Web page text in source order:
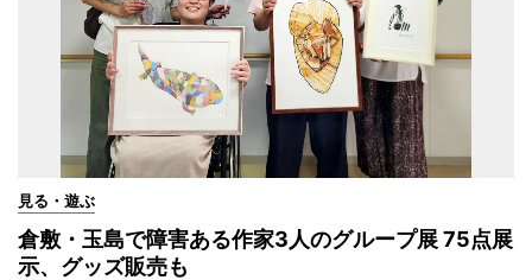
見る・遊ぶ
倉敷・玉島で障害ある作家3人のグループ展 75点展
示、グッズ販売も